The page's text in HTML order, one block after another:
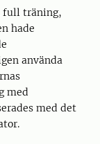
full träning,
hade
använda
med
med det